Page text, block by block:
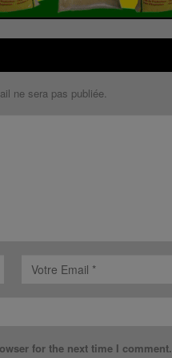
ne sera pas publiée.
for the next time I comment.